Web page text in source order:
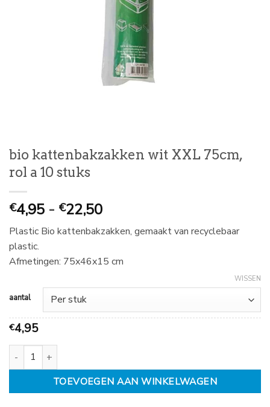
bio kattenbakzakken wit XXL 75cm,
rol a 10 stuks
€4,95 - €22,50Prijsklasse:
€
4,95
€
Plastic Bio kattenbakzakken, gemaakt van recyclebaar
plastic.
Afmetingen: 75x46x15 cm
aantal
WISSEN
€4,95
bio kattenbakzakken wit XXL 75cm, rol a 10 stuks aantal
TOEVOEGEN AAN WINKELWAGEN